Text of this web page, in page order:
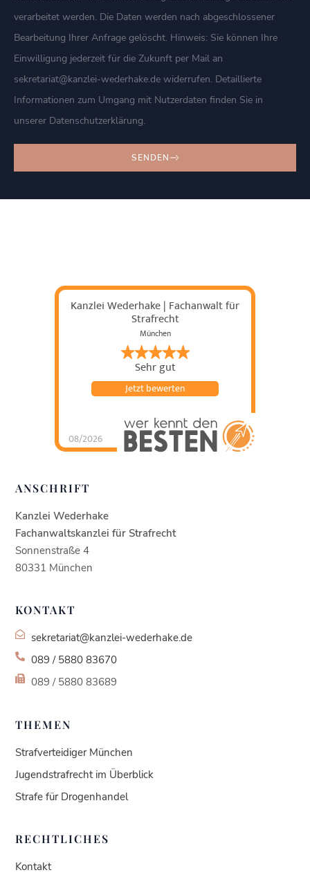
verarbeitet werden. Die Daten werden nach abgeschlossener
Bearbeitung Ihrer Anfrage gelöscht. Hinweis: Sie können Ihre
Einwilligung jederzeit für die Zukunft per Mail an
sekretariat@kanzlei-wederhake.de widerrufen. Detaillierte
Informationen zum Umgang mit Nutzerdaten finden Sie in
unserer Datenschutzerklärung.
SENDEN
Kanzlei Wederhake | Fachanwalt für
Strafrecht
München
Sehr gut
08/2026
Jetzt bewerten
Kanzlei Wederhake |
Fachanwalt für
ANSCHRIFT
Kanzlei Wederhake
Fachanwaltskanzlei für Strafrecht
Sonnenstraße 4
80331 München
KONTAKT
sekretariat@kanzlei-wederhake.de
089 / 5880 83670
089 / 5880 83689
THEMEN
Strafverteidiger München
Jugendstrafrecht im Überblick
Strafe für Drogenhandel
RECHTLICHES
Kontakt